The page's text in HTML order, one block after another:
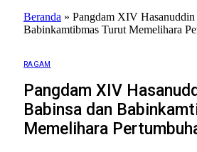
Beranda » Pangdam XIV
Babinkamtibmas Turut Memelihara
RAGAM
Pangdam XIV
Babinsa dan
Memelihara